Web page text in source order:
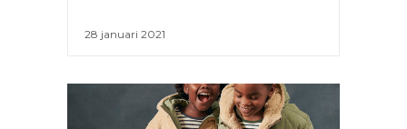
28 januari 2021